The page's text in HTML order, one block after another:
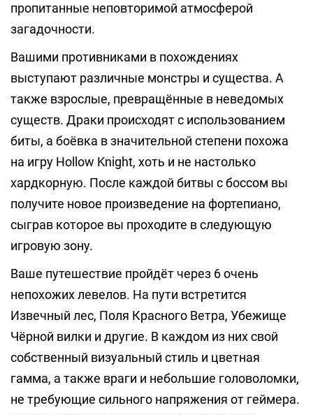
пропитанные неповторимой атмосферой
загадочности.
Вашими противниками в похождениях
выступают различные монстры и существа. А
также взрослые, превращённые в неведомых
существ. Драки происходят с использованием
биты, а боёвка в значительной степени похожа
на игру Hollow Knight, хоть и не настолько
хардкорную. После каждой битвы с боссом вы
получите новое произведение на фортепиано,
сыграв которое вы проходите в следующую
игровую зону.
Ваше путешествие пройдёт через 6 очень
непохожих левелов. На пути встретится
Извечный лес, Поля Красного Ветра, Убежище
Чёрной вилки и другие. В каждом из них свой
собственный визуальный стиль и цветная
гамма, а также враги и небольшие головоломки,
не требующие сильного напряжения от геймера.